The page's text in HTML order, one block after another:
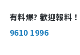
有料爆? 歡迎報料
9610 1996